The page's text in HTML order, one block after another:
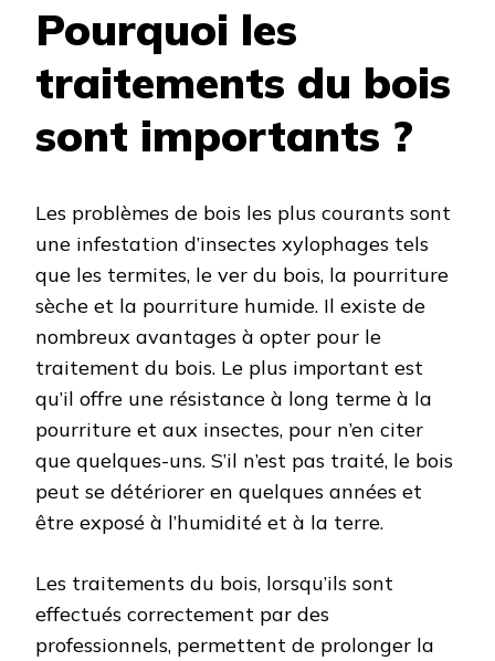
Pourquoi les
traitements du bois
sont importants ?
Les problèmes de bois les plus courants sont
une infestation d’insectes xylophages tels
que les termites, le ver du bois, la pourriture
sèche et la pourriture humide. Il existe de
nombreux avantages à opter pour le
traitement du bois. Le plus important est
qu’il offre une résistance à long terme à la
pourriture et aux insectes, pour n’en citer
que quelques-uns. S’il n’est pas traité, le bois
peut se détériorer en quelques années et
être exposé à l’humidité et à la terre.
Les traitements du bois, lorsqu’ils sont
effectués correctement par des
professionnels, permettent de prolonger la